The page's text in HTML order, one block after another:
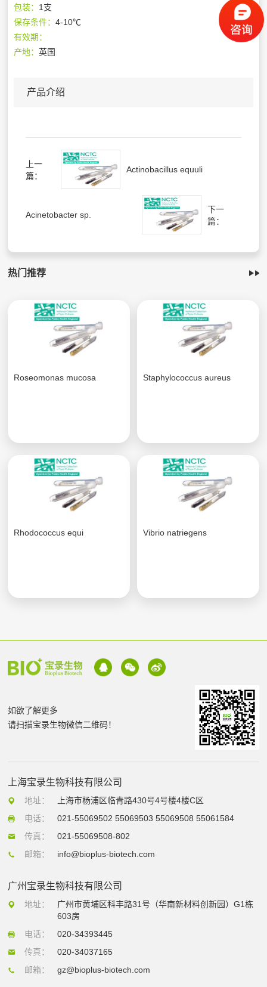
包装： 1支
保存条件：4-10℃
有效期：
产地：英国
产品介绍
上一
篇：
Actinobacillus equuli
Acinetobacter sp.
下一
篇：
热门推荐
Roseomonas mucosa Staphylococcus aureus
Rhodococcus equi Vibrio natriegens
如欲了解更多
请扫描宝录生物微信二维码！
上海宝录生物科技有限公司
地址：
上海市杨浦区临青路430号4号楼4楼C区
电话：
021-55069502 55069503 55069508 55061584
传真：
021-55069508-802
邮箱：
info@bioplus-biotech.com
广州宝录生物科技有限公司
地址：
广州市黄埔区科丰路31号（华南新材料创新园）G1栋
603房
电话：
020-34393445
传真：
020-34037165
邮箱：
gz@bioplus-biotech.com